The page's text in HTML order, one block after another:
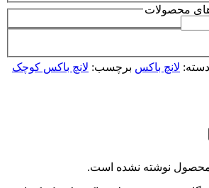
محصولات
دسته: لانچ باکس برچسب: لانچ باکس کوچک
محصول نوشته نشده است.